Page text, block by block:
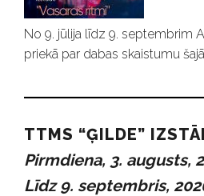
No 9. jūlija līdz 9. septembrim
priekā par dabas skaistumu
TTMS “ĢILDE”
Pirmdiena, 3. augusts,
Līdz 9. septembris,